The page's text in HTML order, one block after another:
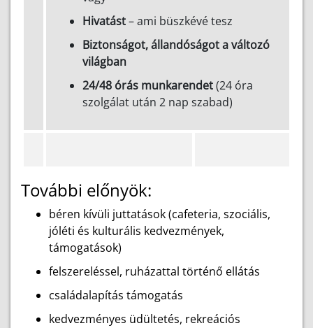
Hivatást– ami büszkévé tesz
Biztonságot, állandóságot a változó
világban
24/48 órás munkarendet(24 óra
szolgálat után 2 nap szabad)
További előnyök:
béren kívüli juttatások (cafeteria, szociális,
jóléti és kulturális kedvezmények,
támogatások)
felszereléssel, ruházattal történő ellátás
családalapítás támogatás
kedvezményes üdültetés, rekreációs